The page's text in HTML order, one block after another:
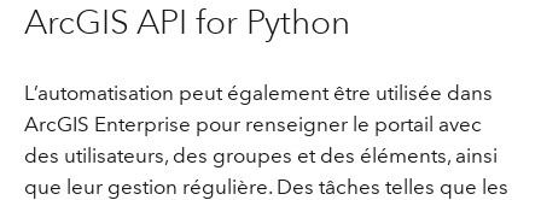
ArcGIS API for Python
L’automatisation peut également être utilisée dans
ArcGIS Enterprise pour renseigner le portail avec
des utilisateurs, des groupes et des éléments, ainsi
que leur gestion régulière. Des tâches telles que les